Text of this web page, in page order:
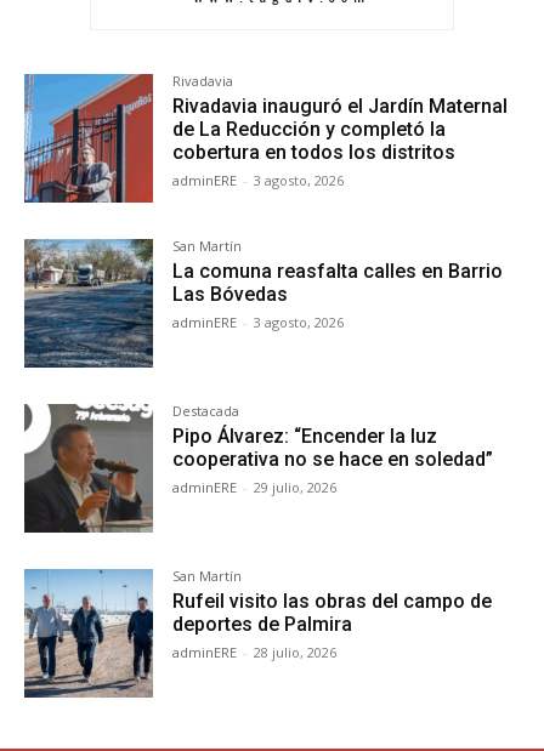
Rivadavia
Rivadavia inauguró el Jardín Maternal
de La Reducción y completó la
cobertura en todos los distritos
adminERE - 3 agosto, 2026
San Martín
La comuna reasfalta calles en Barrio
Las Bóvedas
adminERE - 3 agosto, 2026
Destacada
Pipo Álvarez: “Encender la luz
cooperativa no se hace en soledad”
adminERE - 29 julio, 2026
San Martín
Rufeil visito las obras del campo de
deportes de Palmira
adminERE - 28 julio, 2026